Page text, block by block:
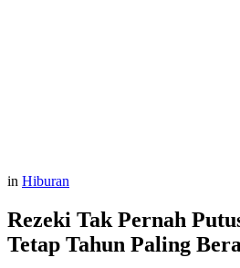
in Hiburan
Rezeki Tak Pernah
Tetap Tahun Paling